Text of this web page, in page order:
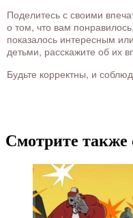
Поделитесь с своими
о том, что вам
показалось интересным
детьми, расскажите об их
Будьте корректны, и
Смотрите также